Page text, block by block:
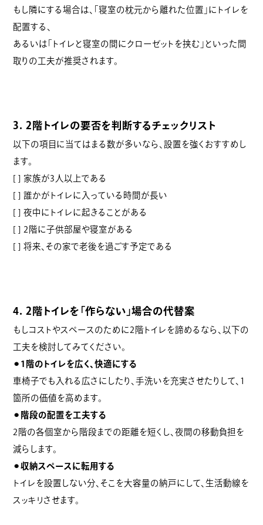
もし隣にする場合は、「寝室の枕元から離れた位置」にトイレを
配置する、
あるいは「トイレと寝室の間にクローゼットを挟む」といった間
取りの工夫が推奨されます。
3. 2階トイレの要否を判断するチェックリスト
以下の項目に当てはまる数が多いなら、設置を強くおすすめし
ます。
[ ] 家族が3人以上である
[ ] 誰かがトイレに入っている時間が長い
[ ] 夜中にトイレに起きることがある
[ ] 2階に子供部屋や寝室がある
[ ] 将来、その家で老後を過ごす予定である
4. 2階トイレを「作らない」場合の代替案
もしコストやスペースのために2階トイレを諦めるなら、以下の
工夫を検討してみてください。
⚫︎1階のトイレを広く、快適にする
車椅子でも入れる広さにしたり、手洗いを充実させたりして、1
箇所の価値を高めます。
⚫︎階段の配置を工夫する
2階の各個室から階段までの距離を短くし、夜間の移動負担を
減らします。
⚫︎収納スペースに転用する
トイレを設置しない分、そこを大容量の納戸にして、生活動線を
スッキリさせます。